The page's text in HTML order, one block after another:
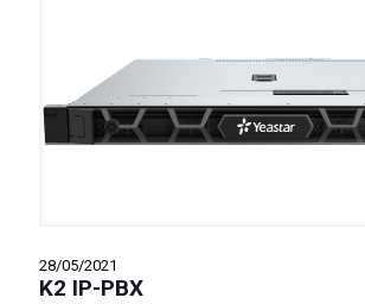
28/05/2021
K2 IP-PBX